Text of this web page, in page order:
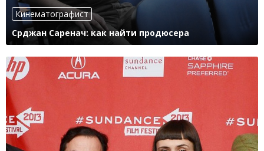
Кинематографист
Срджан Саренач: как найти продюсера